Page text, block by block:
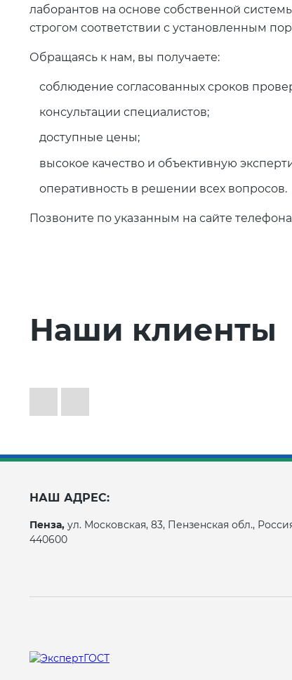
лаборантов на основе собственной
строгом соответствии с установленным
Обращаясь к нам, вы получаете:
соблюдение согласованных сроков
консультации специалистов;
доступные цены;
высокое качество и объективную
оперативность в решении всех вопросов.
Позвоните по указанным на сайте
Наши клиенты
НАШ АДРЕС:
Пенза, ул. Московская, 83, Пензенская обл.,
440600